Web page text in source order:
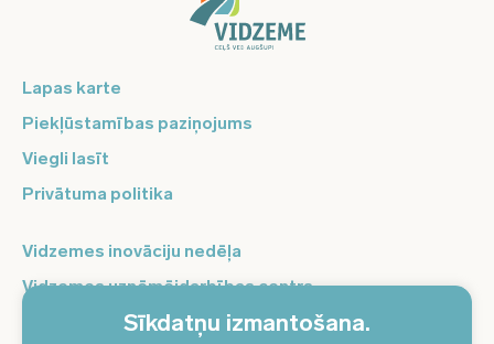
Sīkdatņu izmantošana.
Lapas karte
Piekļūstamības paziņojums
Viegli lasīt
Privātuma politika
Vidzemes inovāciju nedēļa
Vidzemes uzņēmējdarbības centrs
Balso Vidzeme